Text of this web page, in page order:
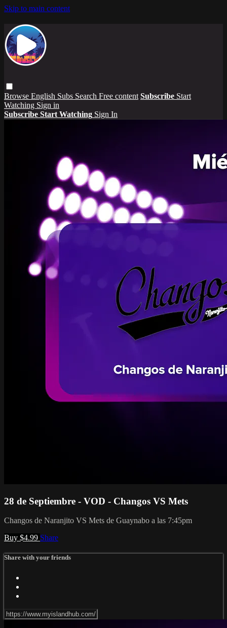
Skip to main content
Browse English Subs Search Free content Subscribe Start
Watching Sign in
Subscribe Start Watching Sign In
28 de Septiembre - VOD - Changos VS Mets
Changos de Naranjito VS Mets de Guaynabo a las 7:45pm
Buy $4.99 Share
Share with your friends